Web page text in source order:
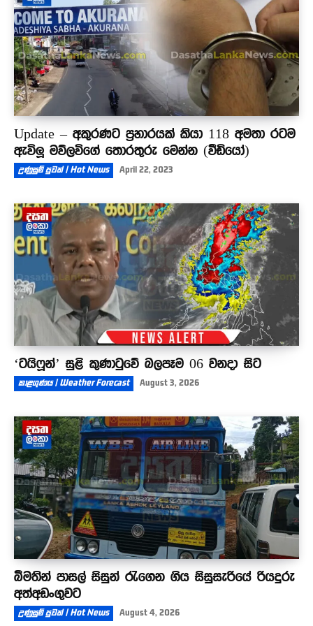
Update – අකුරණට ප්‍රහාරයක් කියා 118 අමතා රටම
ඇවිලූ මව්ලවිගේ තොරතුරු මෙන්න (වීඩියෝ)
උණුසුම් පුවත් | Hot News April 22, 2023
‘ටයිෆූන්’ සුළි කුණාටුවේ බලපෑම 06 වනදා සිට
කාළගුණය | Weather Forecast August 3, 2026
බීමතින් පාසල් සිසුන් රැගෙන ගිය සිසුසැරියේ රියදුරු
අත්අඩංගුවට
උණුසුම් පුවත් | Hot News August 4, 2026